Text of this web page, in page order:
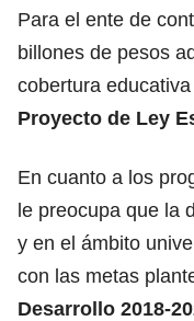
Para el ente de
billones de pesos
cobertura
Proyecto de Ley
En cuanto a los
le preocupa que la
y en el ámbito
con las metas
Desarrollo 2018-